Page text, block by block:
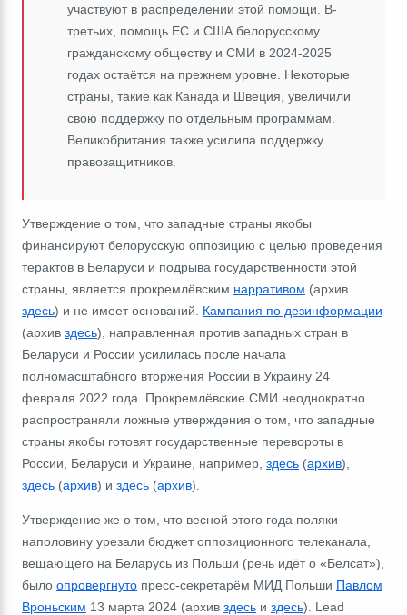
участвуют в распределении этой помощи. В-
третьих, помощь ЕС и США белорусскому
гражданскому обществу и СМИ в 2024-2025
годах остаётся на прежнем уровне. Некоторые
страны, такие как Канада и Швеция, увеличили
свою поддержку по отдельным программам.
Великобритания также усилила поддержку
правозащитников.
Утверждение о том, что западные страны якобы
финансируют белорусскую оппозицию с целью проведения
терактов в Беларуси и подрыва государственности этой
страны, является прокремлёвским нарративом (архив
здесь) и не имеет оснований. Кампания по дезинформации
(архив здесь), направленная против западных стран в
Беларуси и России усилилась после начала
полномасштабного вторжения России в Украину 24
февраля 2022 года. Прокремлёвские СМИ неоднократно
распространяли ложные утверждения о том, что западные
страны якобы готовят государственные перевороты в
России, Беларуси и Украине, например, здесь (архив),
здесь (архив) и здесь (архив).
Утверждение же о том, что весной этого года поляки
наполовину урезали бюджет оппозиционного телеканала,
вещающего на Беларусь из Польши (речь идёт о «Белсат»),
было опровергнуто пресс-секретарём МИД Польши Павлом
Вроньским 13 марта 2024 (архив здесь и здесь). Lead